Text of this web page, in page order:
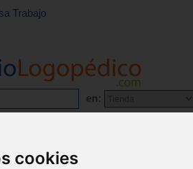
cookies
Trabajo
en: